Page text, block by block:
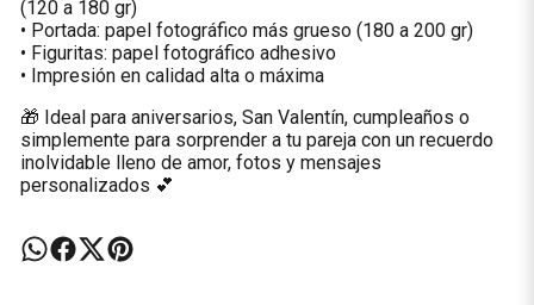
(120 a 180 gr)
• Portada: papel fotográfico más grueso (180 a 200 gr)
• Figuritas: papel fotográfico adhesivo
• Impresión en calidad alta o máxima
🎁 Ideal para aniversarios, San Valentín, cumpleaños o
simplemente para sorprender a tu pareja con un recuerdo
inolvidable lleno de amor, fotos y mensajes
personalizados 💕